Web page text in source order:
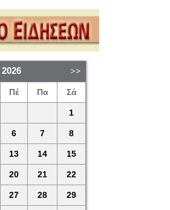
2026
Πέ Πα Σά
1
6 7 8
13 14 15
20 21 22
27 28 29